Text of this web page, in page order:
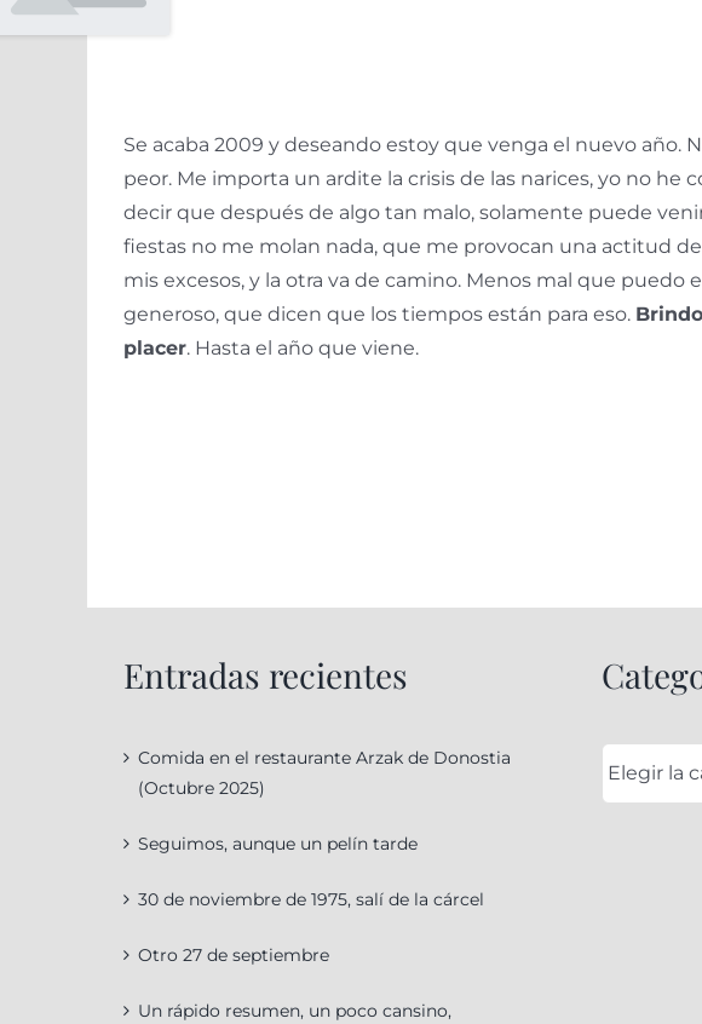
Se acaba 2009 y deseando estoy que venga el nuevo año.
peor. Me importa un ardite la crisis de las narices, yo no
decir que después de algo tan malo, solamente puede
fiestas no me molan nada, que me provocan una actitud
mis excesos, y la otra va de camino. Menos mal que puedo
generoso, que dicen que los tiempos están para eso.
placer. Hasta el año que viene.
Entradas recientes
Comida en el restaurante Arzak de Donostia
(Octubre 2025)
Seguimos, aunque un pelín tarde
30 de noviembre de 1975, salí de la cárcel
Otro 27 de septiembre
Un rápido resumen, un poco cansino,